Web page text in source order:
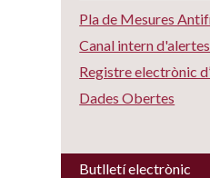
Pla de Mesures
Canal intern d'alertes
Registre electrònic
Dades Obertes
Butlletí electrònic